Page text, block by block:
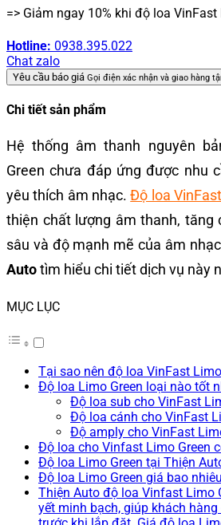
=> Giảm ngay 10% khi độ loa VinFast
Hotline: 0938.395.022
Chat zalo
Yêu cầu báo giá Gọi điện xác nhận và giao hàng
Chi tiết sản phẩm
Hệ thống âm thanh nguyên
Green chưa đáp ứng được nhu
yêu thích âm nhạc.Độ loa
thiện chất lượng âm thanh, tăng
sâu và độ mạnh mẽ của âm
Autotìm hiểu chi tiết dịch vụ này
MỤC LỤC
Tại sao nên độ loa VinFast
Độ loa Limo Green loại nào tốt
Độ loa sub cho VinFast
Độ loa cánh cho VinFast
Độ amply cho VinFast
Độ loa cho Vinfast Limo Green
Độ loa Limo Green tại Thiện
Độ loa Limo Green giá bao
Thiện Auto độ loa Vinfast Limo
yết minh bạch, giúp khách